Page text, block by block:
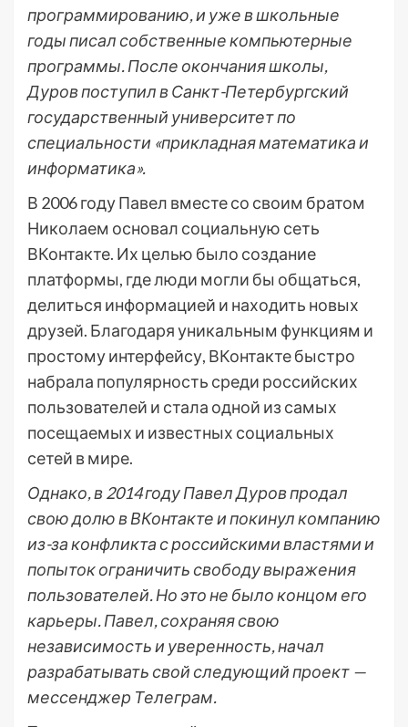
программированию, и уже в школьные
годы писал собственные компьютерные
программы. После окончания школы,
Дуров поступил в Санкт-Петербургский
государственный университет по
специальности «прикладная математика и
информатика».
В 2006 году Павел вместе со своим братом
Николаем основал социальную сеть
ВКонтакте. Их целью было создание
платформы, где люди могли бы общаться,
делиться информацией и находить новых
друзей. Благодаря уникальным функциям и
простому интерфейсу, ВКонтакте быстро
набрала популярность среди российских
пользователей и стала одной из самых
посещаемых и известных социальных
сетей в мире.
Однако, в 2014 году Павел Дуров продал
свою долю в ВКонтакте и покинул компанию
из-за конфликта с российскими властями и
попыток ограничить свободу выражения
пользователей. Но это не было концом его
карьеры. Павел, сохраняя свою
независимость и уверенность, начал
разрабатывать свой следующий проект —
мессенджер Телеграм.